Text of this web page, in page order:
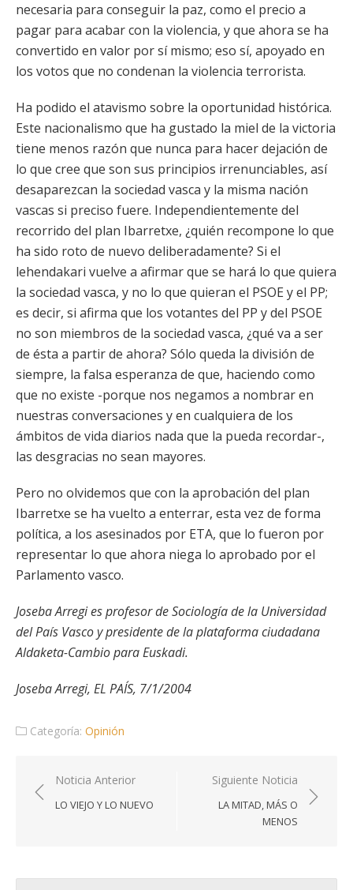
necesaria para conseguir la paz, como el precio a
pagar para acabar con la violencia, y que ahora se ha
convertido en valor por sí mismo; eso sí, apoyado en
los votos que no condenan la violencia terrorista.
Ha podido el atavismo sobre la oportunidad histórica.
Este nacionalismo que ha gustado la miel de la victoria
tiene menos razón que nunca para hacer dejación de
lo que cree que son sus principios irrenunciables, así
desaparezcan la sociedad vasca y la misma nación
vascas si preciso fuere. Independientemente del
recorrido del plan Ibarretxe, ¿quién recompone lo que
ha sido roto de nuevo deliberadamente? Si el
lehendakari vuelve a afirmar que se hará lo que quiera
la sociedad vasca, y no lo que quieran el PSOE y el PP;
es decir, si afirma que los votantes del PP y del PSOE
no son miembros de la sociedad vasca, ¿qué va a ser
de ésta a partir de ahora? Sólo queda la división de
siempre, la falsa esperanza de que, haciendo como
que no existe -porque nos negamos a nombrar en
nuestras conversaciones y en cualquiera de los
ámbitos de vida diarios nada que la pueda recordar-,
las desgracias no sean mayores.
Pero no olvidemos que con la aprobación del plan
Ibarretxe se ha vuelto a enterrar, esta vez de forma
política, a los asesinados por ETA, que lo fueron por
representar lo que ahora niega lo aprobado por el
Parlamento vasco.
Joseba Arregi es profesor de Sociología de la Universidad
del País Vasco y presidente de la plataforma ciudadana
Aldaketa-Cambio para Euskadi.
Joseba Arregi, EL PAÍS, 7/1/2004
Categoría: Opinión
Navegación
de
Noticia Anterior
LO VIEJO Y LO NUEVO
Siguiente Noticia
LA MITAD, MÁS O
MENOS